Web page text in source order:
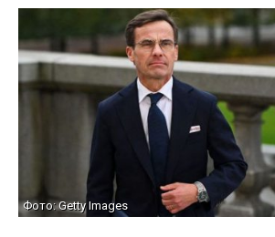
Фото: Getty Images